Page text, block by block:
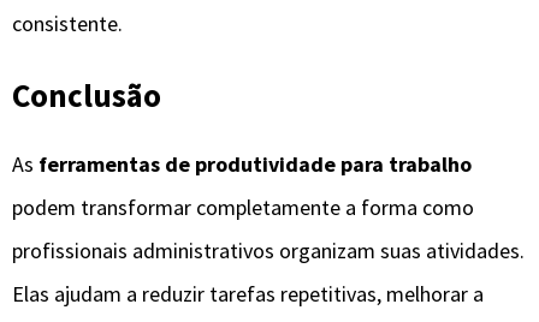
consistente.
Conclusão
As ferramentas de produtividade para trabalho
podem transformar completamente a forma como
profissionais administrativos organizam suas atividades.
Elas ajudam a reduzir tarefas repetitivas, melhorar a